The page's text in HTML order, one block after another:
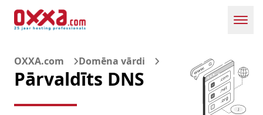
OXXA.com Domēna vārdi
Pārvaldīts DNS